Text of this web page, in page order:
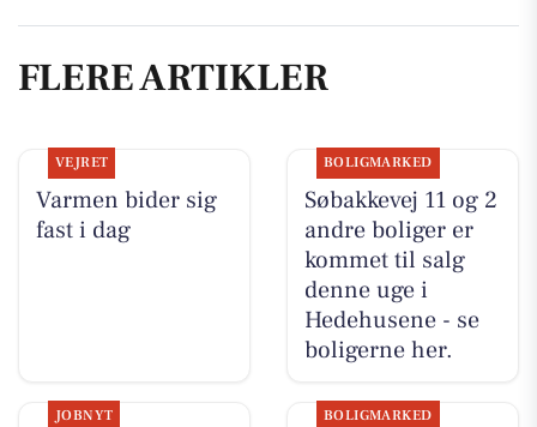
FLERE ARTIKLER
VEJRET
Varmen bider sig
fast i dag
BOLIGMARKED
Søbakkevej 11 og 2
andre boliger er
kommet til salg
denne uge i
Hedehusene - se
boligerne her.
JOBNYT BOLIGMARKED